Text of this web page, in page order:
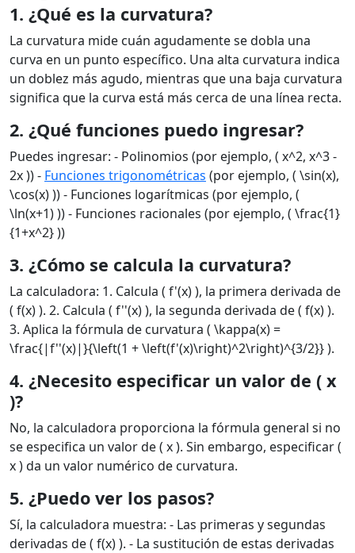
1. ¿Qué es la curvatura?
La curvatura mide cuán agudamente se dobla una
curva en un punto específico. Una alta curvatura indica
un doblez más agudo, mientras que una baja curvatura
significa que la curva está más cerca de una línea recta.
2. ¿Qué funciones puedo ingresar?
Puedes ingresar: - Polinomios (por ejemplo, ( x^2, x^3 -
2x )) - Funciones trigonométricas (por ejemplo, ( \sin(x),
\cos(x) )) - Funciones logarítmicas (por ejemplo, (
\ln(x+1) )) - Funciones racionales (por ejemplo, ( \frac{1}
{1+x^2} ))
3. ¿Cómo se calcula la curvatura?
La calculadora: 1. Calcula ( f'(x) ), la primera derivada de
( f(x) ). 2. Calcula ( f''(x) ), la segunda derivada de ( f(x) ).
3. Aplica la fórmula de curvatura ( \kappa(x) =
\frac{|f''(x)|}{\left(1 + \left(f'(x)\right)^2\right)^{3/2}} ).
4. ¿Necesito especificar un valor de ( x
)?
No, la calculadora proporciona la fórmula general si no
se especifica un valor de ( x ). Sin embargo, especificar (
x ) da un valor numérico de curvatura.
5. ¿Puedo ver los pasos?
Sí, la calculadora muestra: - Las primeras y segundas
derivadas de ( f(x) ). - La sustitución de estas derivadas